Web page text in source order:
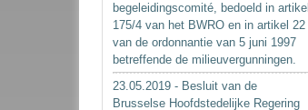
begeleidingscomité, bedoeld in artikel
175/4 van het BWRO en in artikel 22
van de ordonnantie van 5 juni 1997
betreffende de milieuvergunningen.
23.05.2019 - Besluit van de
Brusselse Hoofdstedelijke Regering